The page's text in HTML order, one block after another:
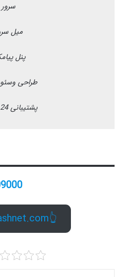
سرور
میل
پنل
طراحی
پشتیبانی 24 ساعته
02154109000
👆www.talashnet.com